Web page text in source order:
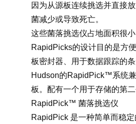
因为从源板连续挑选并直接
菌减少或导致死亡。
这些菌落挑选仪占地面积很
RapidPicks的设计目的是方
板密封器、用于数据跟踪的
Hudson的RapidPick™系统
板。配有一个用于存储的第
RapidPick™ 菌落挑选仪
RapidPick 是一种简单而稳